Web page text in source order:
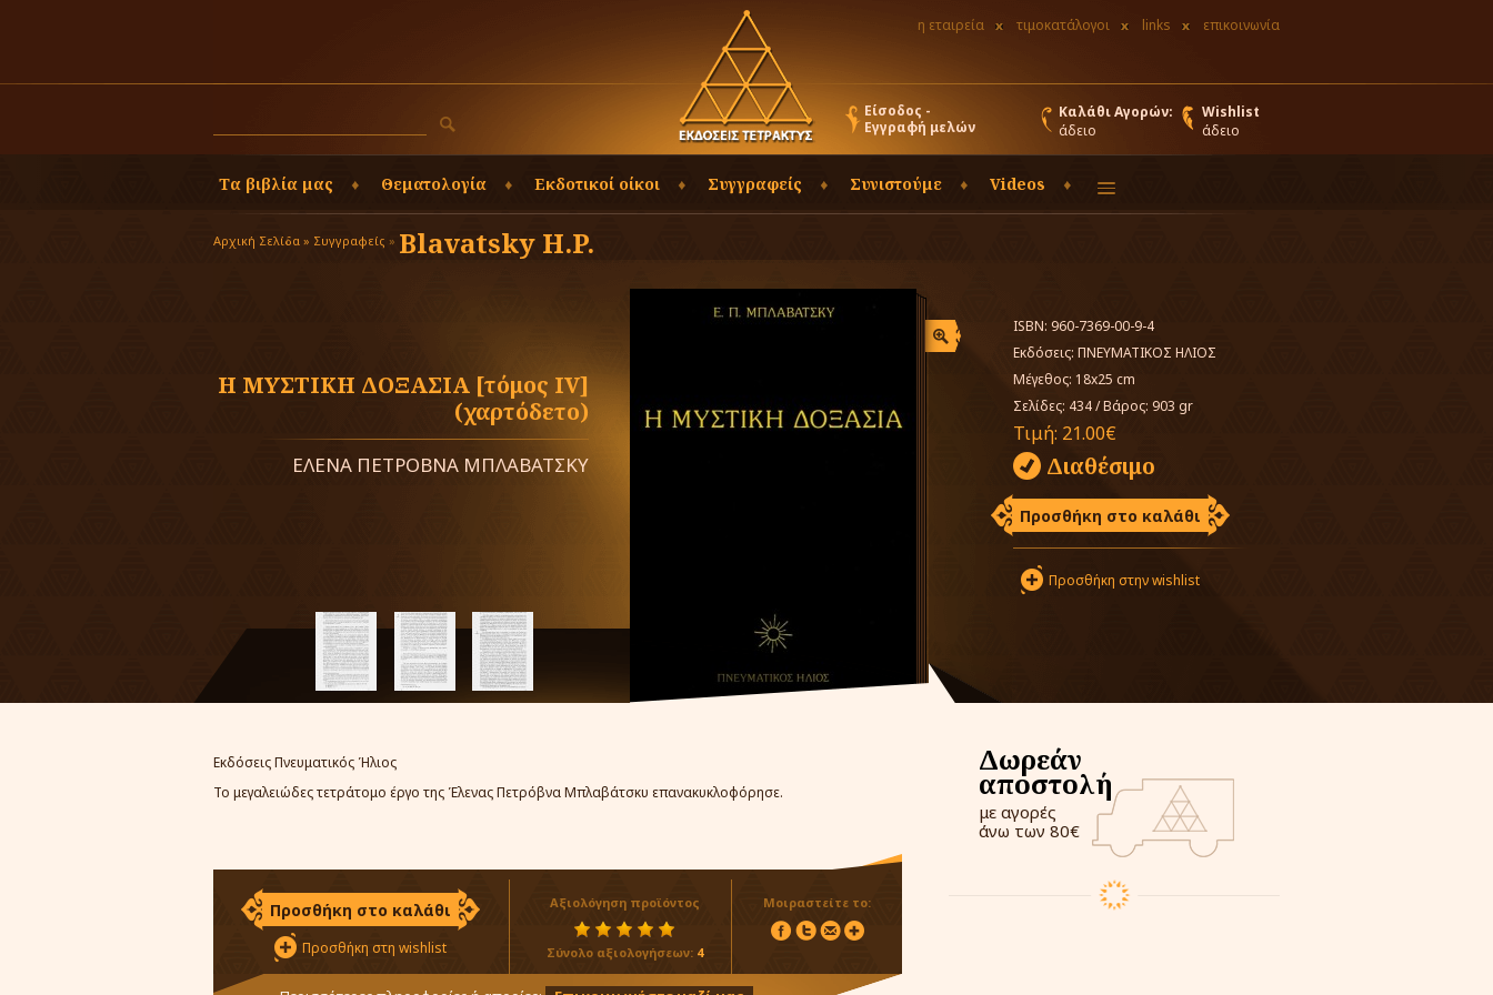
η εταιρεία τιμοκατάλογοι links επικοινωνία
Είσοδος -
Εγγραφή μελών
Καλάθι Αγορών:
άδειο
Wishlist
άδειο
Τα βιβλία μας Θεματολογία Εκδοτικοί οίκοι Συγγραφείς Συνιστούμε Videos
Αρχική Σελίδα » Συγγραφείς » Blavatsky H.P.
Η ΜΥΣΤΙΚΗ ΔΟΞΑΣΙΑ [τόμος ΙV]
(χαρτόδετο)
ΕΛΕΝΑ ΠΕΤΡΟΒΝΑ ΜΠΛΑΒΑΤΣΚΥ
ISBN: 960-7369-00-9-4
Εκδόσεις: ΠΝΕΥΜΑΤΙΚΟΣ ΗΛΙΟΣ
Μέγεθος: 18x25 cm
Σελίδες: 434/Βάρος: 903 gr
Τιμή: 21.00€
Διαθέσιμο
Προσθήκη στο καλάθι
Προσθήκη στην wishlist
Εκδόσεις Πνευματικός Ήλιος
Το μεγαλειώδες τετράτομο έργο της Έλενας Πετρόβνα Μπλαβάτσκυ επανακυκλοφόρησε.
Προσθήκη στο καλάθι
Προσθήκη στη wishlist
Αξιολόγηση προϊόντος
Σύνολο αξιολογήσεων: 4
Μοιραστείτε το:
Δωρεάν
αποστολή
με αγορές
άνω των 80€